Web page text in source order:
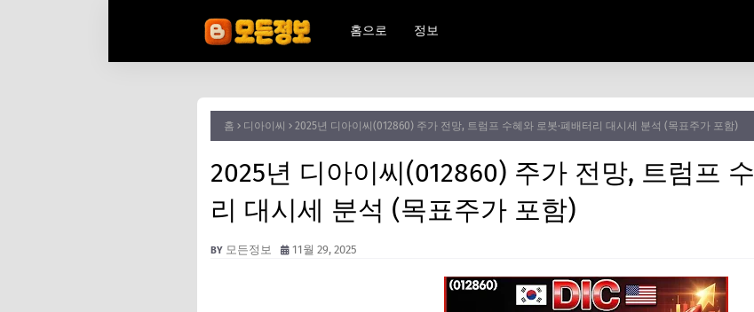
홈으로 정보
홈 디아이씨 2025년 디아이씨(012860) 주가 전망, 트럼프 수혜와 로봇·폐배터리 대시세 분석 (목표주가 포함)
2025년 디아이씨(012860) 주가 전망, 트럼프
리 대시세 분석 (목표주가 포함)
모든정보 11월 29, 2025